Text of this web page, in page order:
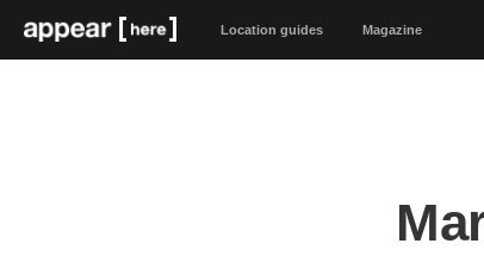
Location guides Magazine